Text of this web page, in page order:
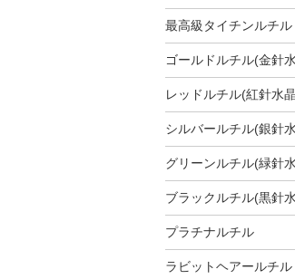
最高級タイチンルチル
ゴールドルチル(金針
レッドルチル(紅針水
シルバールチル(銀針
グリーンルチル(緑針
ブラックルチル(黒針
プラチナルチル
ラビットヘアールチル